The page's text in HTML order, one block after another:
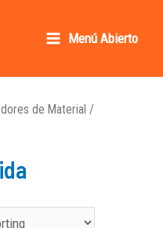
Menú Abierto
de Material /